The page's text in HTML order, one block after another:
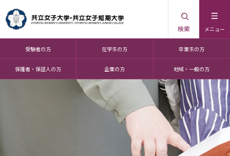
メニュー
検索
受験者の方 在学生の方 卒業生の方
保護者・保証人の方 企業の方 地域・一般の方